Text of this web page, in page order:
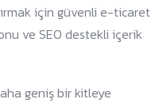
için güvenli e-ticaret
ve SEO destekli içerik
geniş bir kitleye